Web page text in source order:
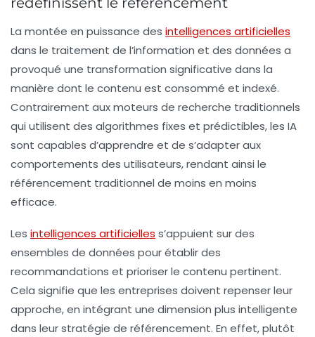
La montée en puissance des intelligences artificielles
dans le traitement de l’information et des données a
provoqué une transformation significative dans la
manière dont le contenu est consommé et indexé.
Contrairement aux moteurs de recherche traditionnels
qui utilisent des algorithmes fixes et prédictibles, les IA
sont capables d’apprendre et de s’adapter aux
comportements des utilisateurs, rendant ainsi le
référencement traditionnel de moins en moins
efficace.
Les intelligences artificielles s’appuient sur des
ensembles de données pour établir des
recommandations et prioriser le contenu pertinent.
Cela signifie que les entreprises doivent repenser leur
approche, en intégrant une dimension plus intelligente
dans leur stratégie de référencement. En effet, plutôt